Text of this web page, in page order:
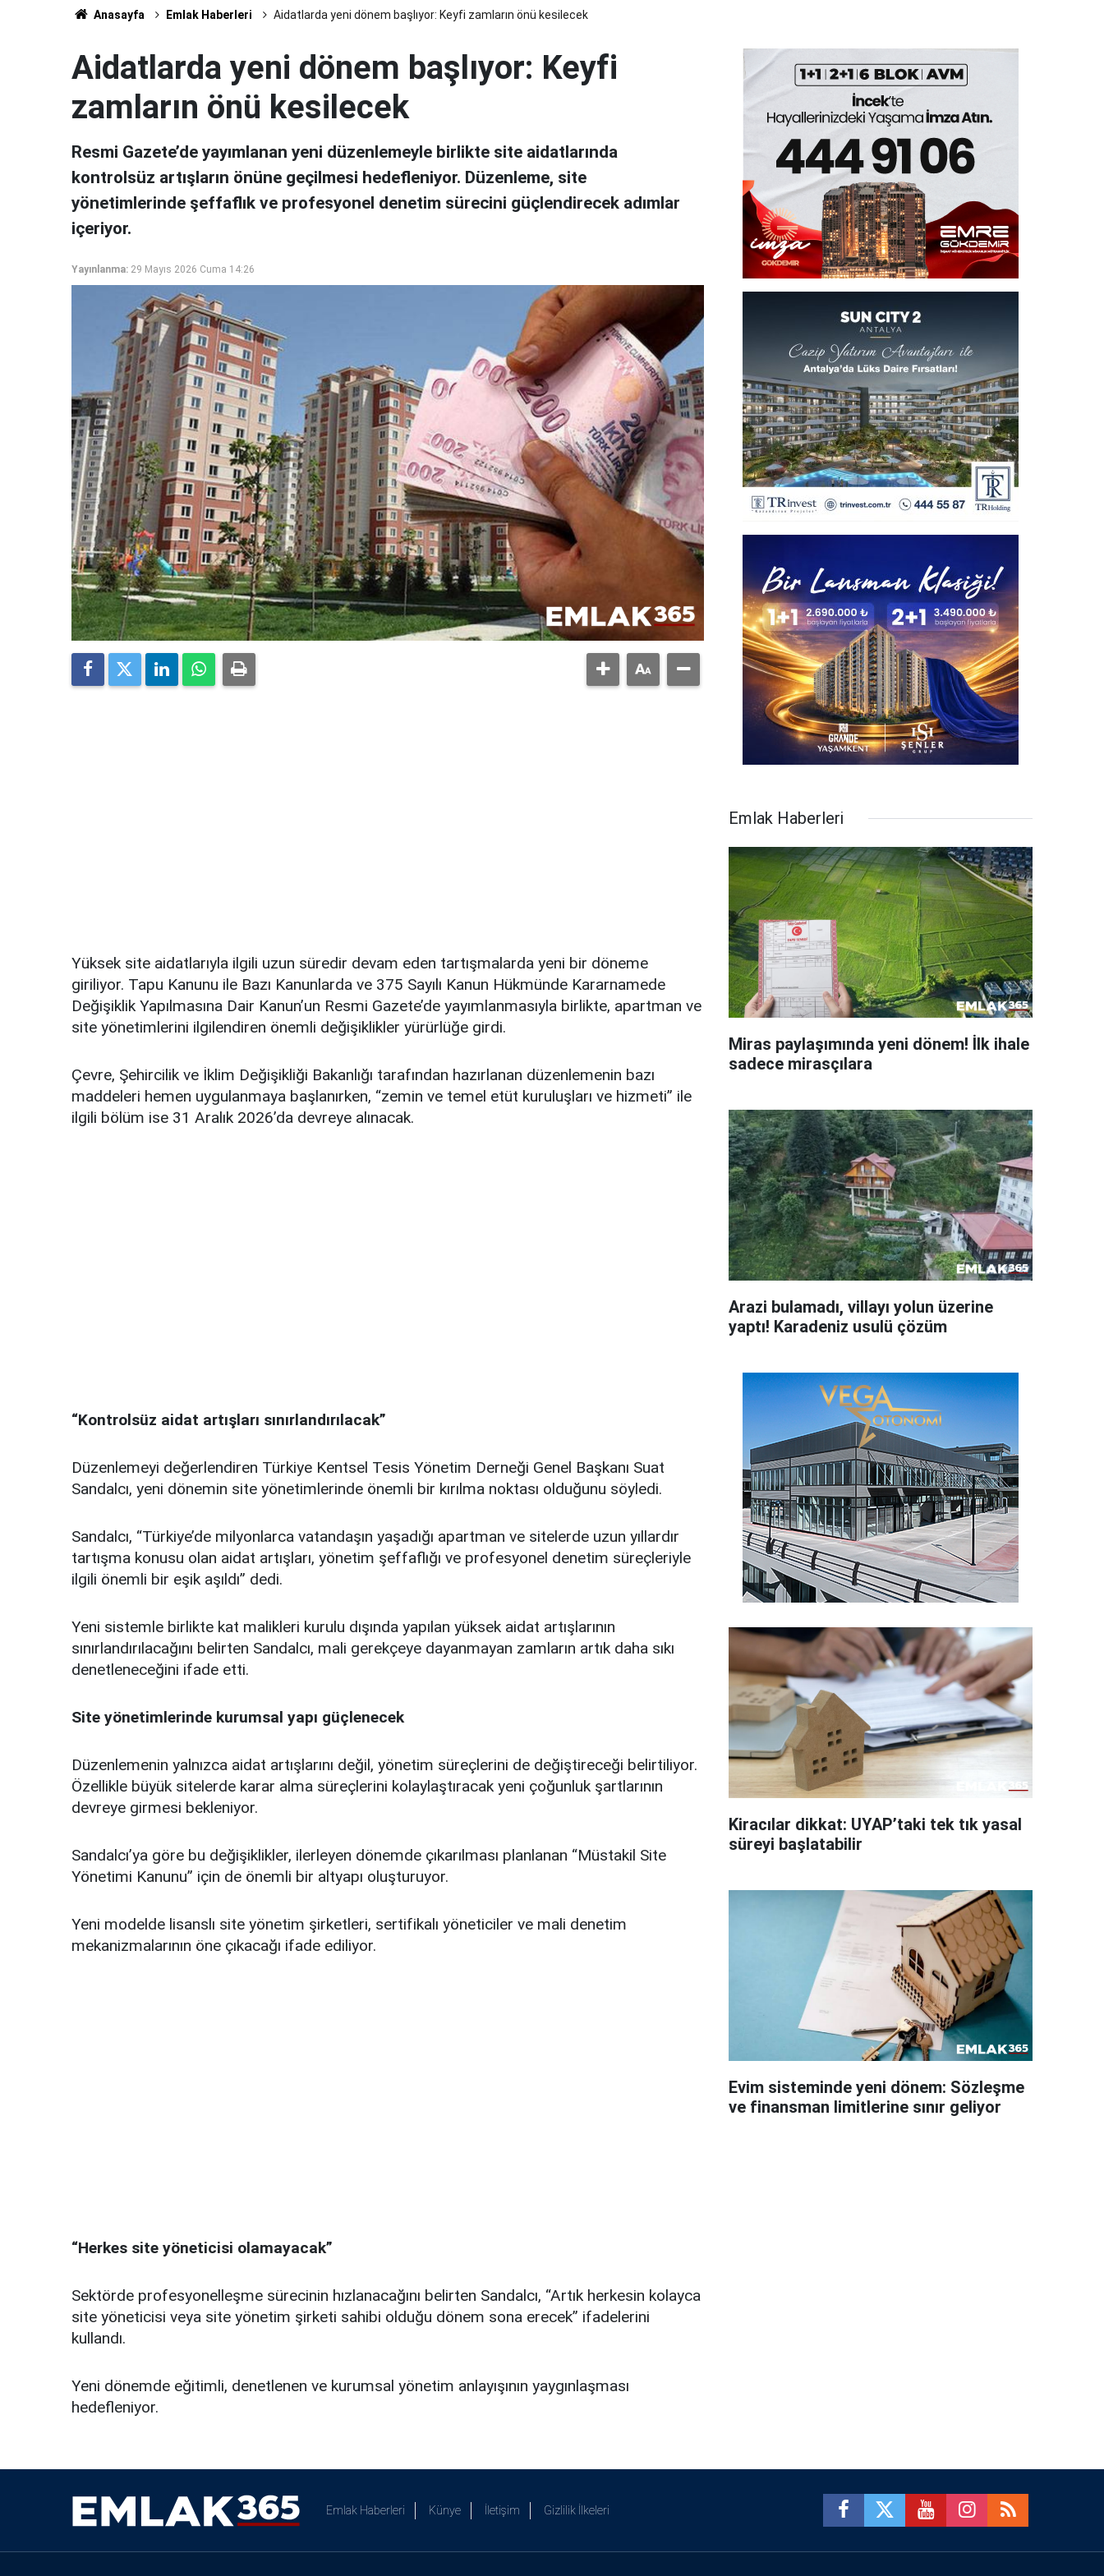
Anasayfa Emlak Haberleri Aidatlarda yeni dönem başlıyor: Keyfi zamların önü kesilecek
Aidatlarda yeni dönem başlıyor: Keyfi
zamların önü kesilecek
Resmi Gazete’de yayımlanan yeni düzenlemeyle birlikte site aidatlarında
kontrolsüz artışların önüne geçilmesi hedefleniyor. Düzenleme, site
yönetimlerinde şeffaflık ve profesyonel denetim sürecini güçlendirecek adımlar
içeriyor.
Yayınlanma: 29 Mayıs 2026 Cuma 14:26
Yüksek site aidatlarıyla ilgili uzun süredir devam eden tartışmalarda yeni bir döneme
giriliyor. Tapu Kanunu ile Bazı Kanunlarda ve 375 Sayılı Kanun Hükmünde Kararnamede
Değişiklik Yapılmasına Dair Kanun’un Resmi Gazete’de yayımlanmasıyla birlikte, apartman ve
site yönetimlerini ilgilendiren önemli değişiklikler yürürlüğe girdi.
Çevre, Şehircilik ve İklim Değişikliği Bakanlığı tarafından hazırlanan düzenlemenin bazı
maddeleri hemen uygulanmaya başlanırken, “zemin ve temel etüt kuruluşları ve hizmeti” ile
ilgili bölüm ise 31 Aralık 2026’da devreye alınacak.
“Kontrolsüz aidat artışları sınırlandırılacak”
Düzenlemeyi değerlendiren Türkiye Kentsel Tesis Yönetim Derneği Genel Başkanı Suat
Sandalcı, yeni dönemin site yönetimlerinde önemli bir kırılma noktası olduğunu söyledi.
Sandalcı, “Türkiye’de milyonlarca vatandaşın yaşadığı apartman ve sitelerde uzun yıllardır
tartışma konusu olan aidat artışları, yönetim şeffaflığı ve profesyonel denetim süreçleriyle
ilgili önemli bir eşik aşıldı” dedi.
Yeni sistemle birlikte kat malikleri kurulu dışında yapılan yüksek aidat artışlarının
sınırlandırılacağını belirten Sandalcı, mali gerekçeye dayanmayan zamların artık daha sıkı
denetleneceğini ifade etti.
Site yönetimlerinde kurumsal yapı güçlenecek
Düzenlemenin yalnızca aidat artışlarını değil, yönetim süreçlerini de değiştireceği belirtiliyor.
Özellikle büyük sitelerde karar alma süreçlerini kolaylaştıracak yeni çoğunluk şartlarının
devreye girmesi bekleniyor.
Sandalcı’ya göre bu değişiklikler, ilerleyen dönemde çıkarılması planlanan “Müstakil Site
Yönetimi Kanunu” için de önemli bir altyapı oluşturuyor.
Yeni modelde lisanslı site yönetim şirketleri, sertifikalı yöneticiler ve mali denetim
mekanizmalarının öne çıkacağı ifade ediliyor.
“Herkes site yöneticisi olamayacak”
Sektörde profesyonelleşme sürecinin hızlanacağını belirten Sandalcı, “Artık herkesin kolayca
site yöneticisi veya site yönetim şirketi sahibi olduğu dönem sona erecek” ifadelerini
kullandı.
Yeni dönemde eğitimli, denetlenen ve kurumsal yönetim anlayışının yaygınlaşması
hedefleniyor.
Emlak Haberleri
Miras paylaşımında yeni dönem! İlk ihale
sadece mirasçılara
Arazi bulamadı, villayı yolun üzerine
yaptı! Karadeniz usulü çözüm
Kiracılar dikkat: UYAP’taki tek tık yasal
süreyi başlatabilir
Evim sisteminde yeni dönem: Sözleşme
ve finansman limitlerine sınır geliyor
Emlak Haberleri Künye İletişim Gizlilik İlkeleri